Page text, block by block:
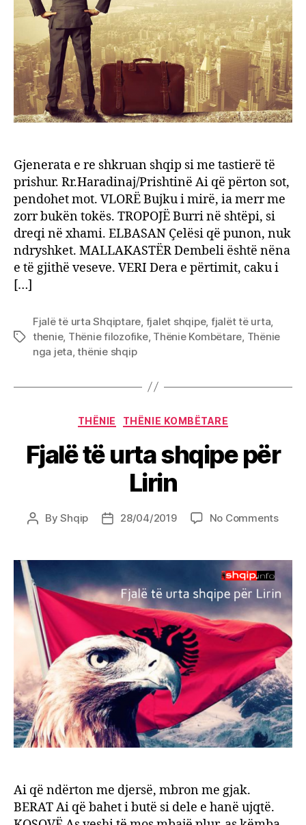
Gjenerata e re shkruan shqip si me tastierë të
prishur. Rr.Haradinaj/Prishtinë Ai që përton sot,
pendohet mot. VLORË Bujku i mirë, ia merr me
zorr bukën tokës. TROPOJË Burri në shtëpi, si
dreqi në xhami. ELBASAN Çelësi që punon, nuk
ndryshket. MALLAKASTËR Dembeli është nëna
e të gjithë veseve. VERI Dera e përtimit, caku i
[…]
Tags
Fjalë të urta Shqiptare fjalet shqipe, fjalët të urta
thenie, Thënie filozofike, Thënie Kombëtare Thënie
nga jeta ,thënie shqip
Categories
THËNIE THËNIE KOMBËTARE
Fjalë të urta shqipe për
Lirin
PostByShqip
Post28/04/2019 No Commentson
urta
për
Lirin
Ai që ndërton me djersë, mbron me gjak.
BERAT Ai që bahet i butë si dele e hanë ujqtë.